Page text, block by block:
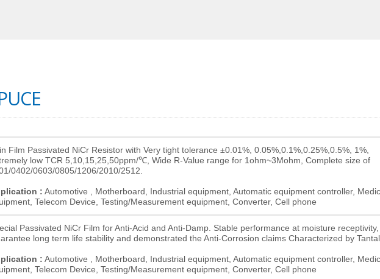
Film Passivated NiCr Resistor with Very tight tolerance ±0.01%, 0.05%,0.1%,0.25%,0.5%, 1%,
low TCR 5,10,15,25,50ppm/℃, Wide R-Value range for 1ohm~3Mohm, Complete size of
0402/0603/0805/1206/2010/2512.
: Automotive , Motherboard, Industrial equipment, Automatic equipment controller,
Telecom Device, Testing/Measurement equipment, Converter, Cell phone
Passivated NiCr Film for Anti-Acid and Anti-Damp. Stable performance at moisture receptivity,
long term life stability and demonstrated the Anti-Corrosion claims Characterized by
: Automotive , Motherboard, Industrial equipment, Automatic equipment controller,
Telecom Device, Testing/Measurement equipment, Converter, Cell phone